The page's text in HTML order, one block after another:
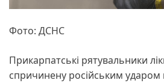
Фото: ДСНС
Прикарпатські рятувальники
спричинену російським ударом